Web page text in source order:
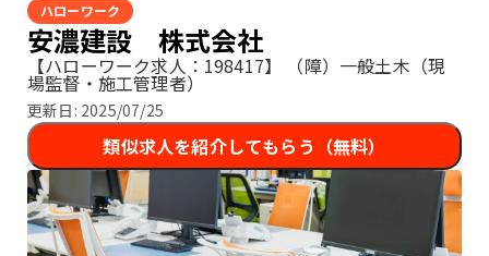
ハローワーク
安濃建設 株式会社
【ハローワーク求人：198417】 （障）一般土木（現
場監督・施工管理者）
更新日: 2025/07/25
類似求人を紹介してもらう（無料）